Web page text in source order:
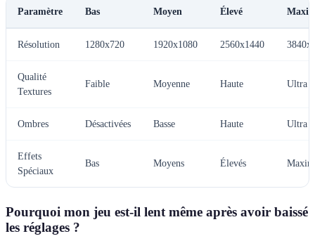
Paramètre Bas Moyen Élevé
Résolution 1280x720 1920x1080 2560x1440
Qualité
Textures
Faible Moyenne Haute Ultra
Ombres Désactivées Basse Haute Ultra
Effets
Spéciaux
Bas Moyens Élevés
Pourquoi mon jeu est-il lent même après avoir baissé
les réglages ?